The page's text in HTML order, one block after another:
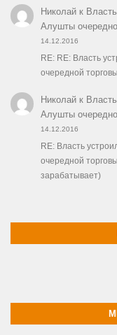
Николайк
Алушты
14.12.2016
RE: RE: Власть
очередной
Николайк
Алушты
14.12.2016
RE: Власть
очередной
зарабатывает)